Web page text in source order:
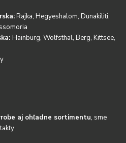
Rajka, Hegyeshalom, Dunakiliti,
Hainburg, Wolfsthal, Berg, Kittsee,
aj ohľadne sortimentu, sme